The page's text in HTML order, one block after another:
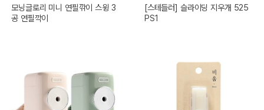
모닝글로리 미니 연필깎이 스윙 3
공 연필깍이
[스테들러] 슬라이딩 지우개 525
PS1